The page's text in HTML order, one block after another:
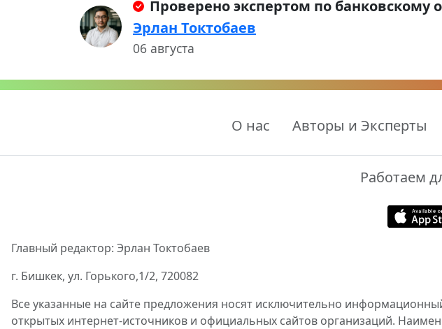
Проверено экспертом по банковскому
Эрлан Токтобаев
06 августа
О нас Авторы и Эксперты
Работаем
Главный редактор: Эрлан Токтобаев
г. Бишкек, ул. Горького,1/2, 720082
Все указанные на сайте предложения носят исключительно
открытых интернет-источников и официальных сайтов организаций.